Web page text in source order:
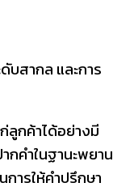
บสากล และการ
ลูกค้าได้อย่างมี
กคำในฐานะพยาน
ารให้คำปรึกษา